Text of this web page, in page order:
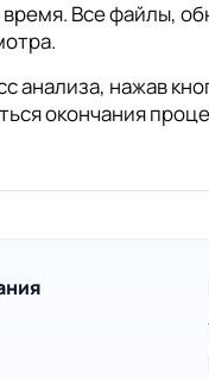
Все файлы,
анализа, нажав
окончания